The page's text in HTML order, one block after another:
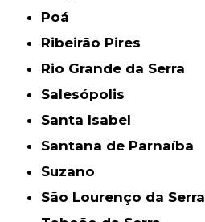
Poá
Ribeirão Pires
Rio Grande da Serra
Salesópolis
Santa Isabel
Santana de Parnaíba
Suzano
São Lourenço da Serra